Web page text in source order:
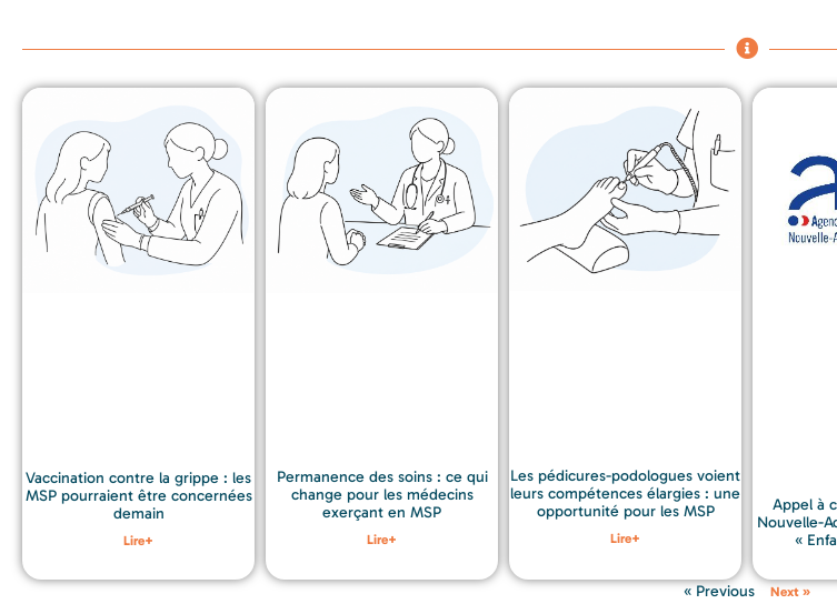
Vaccination contre la grippe : les
MSP pourraient être concernées
demain
Lire+
Permanence des soins : ce qui
change pour les médecins
exerçant en MSP
Lire+
Les pédicures-podologues voient
leurs compétences élargies : une
opportunité pour les MSP
Lire+
Appel à
Nouvelle-
«
« Previous Next »